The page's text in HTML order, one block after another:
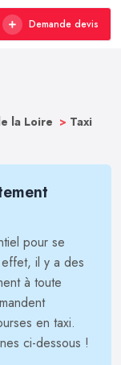
Demande devis
la Loire > Taxi
pour se
il y a des
à toute
en taxi.
ci-dessous !